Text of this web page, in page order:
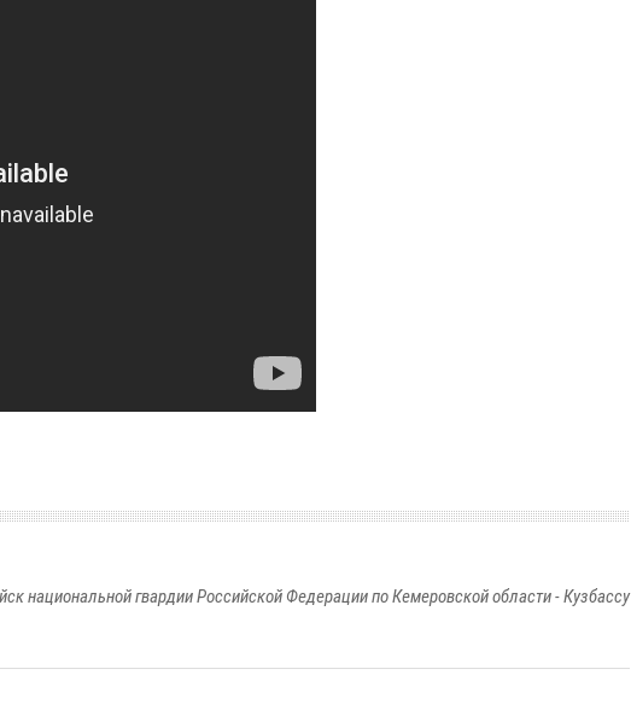
национальной гвардии Российской Федерации по Кемеровской области - Кузбассу